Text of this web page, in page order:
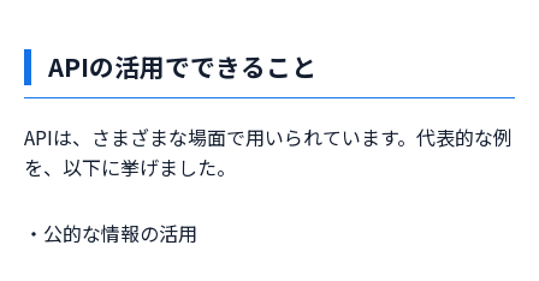
APIの活用でできること
APIは、さまざまな場面で用いられています。代表的な例
を、以下に挙げました。
・公的な情報の活用